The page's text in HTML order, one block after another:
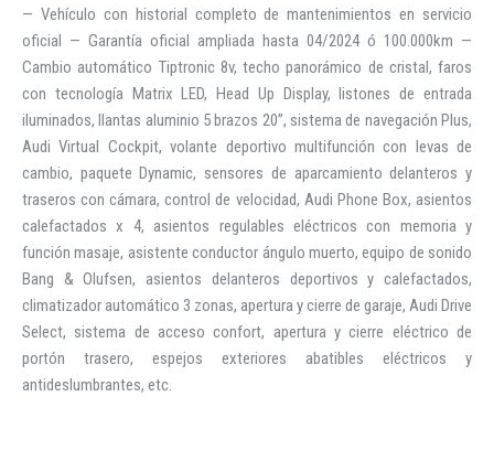
— Vehículo con historial completo de mantenimientos en servicio
oficial — Garantía oficial ampliada hasta 04/2024 ó 100.000km —
Cambio automático Tiptronic 8v, techo panorámico de cristal, faros
con tecnología Matrix LED, Head Up Display, listones de entrada
iluminados, llantas aluminio 5 brazos 20”, sistema de navegación Plus,
Audi Virtual Cockpit, volante deportivo multifunción con levas de
cambio, paquete Dynamic, sensores de aparcamiento delanteros y
traseros con cámara, control de velocidad, Audi Phone Box, asientos
calefactados x 4, asientos regulables eléctricos con memoria y
función masaje, asistente conductor ángulo muerto, equipo de sonido
Bang & Olufsen, asientos delanteros deportivos y calefactados,
climatizador automático 3 zonas, apertura y cierre de garaje, Audi Drive
Select, sistema de acceso confort, apertura y cierre eléctrico de
portón trasero, espejos exteriores abatibles eléctricos y
antideslumbrantes, etc.